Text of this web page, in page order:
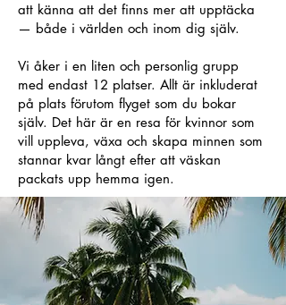
att känna att det finns mer att upptäcka
— både i världen och inom dig själv.
Vi åker i en liten och personlig grupp
med endast 12 platser. Allt är inkluderat
på plats förutom flyget som du bokar
själv. Det här är en resa för kvinnor som
vill uppleva, växa och skapa minnen som
stannar kvar långt efter att väskan
packats upp hemma igen.